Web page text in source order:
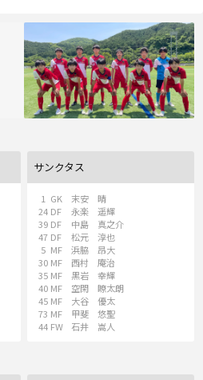
サンクタス
1 GK
末安 晴
24 DF
永楽 遥輝
39 DF
中島 真之介
47 DF
松元 淳也
5 MF
浜脇 昂大
30 MF
西村 庵治
35 MF
黒岩 幸輝
40 MF
空閑 瞭太朗
45 MF
大谷 優太
73 MF
甲斐 悠聖
44 FW 石井 嵩人